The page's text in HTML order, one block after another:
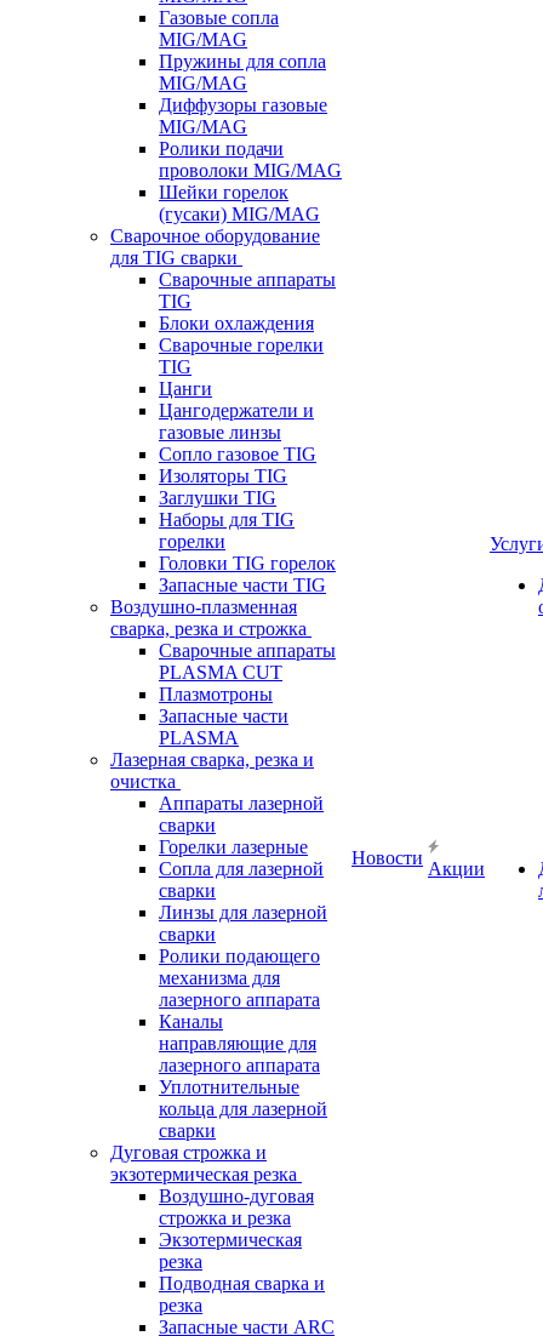
Газовые сопла
MIG/MAG
Пружины для сопла
MIG/MAG
Диффузоры газовые
MIG/MAG
Ролики подачи
проволоки MIG/MAG
Шейки горелок
(гусаки) MIG/MAG
Сварочное оборудование
для TIG сварки
Сварочные аппараты
TIG
Блоки охлаждения
Сварочные горелки
TIG
Цанги
Цангодержатели и
газовые линзы
Сопло газовое TIG
Изоляторы TIG
Заглушки TIG
Наборы для TIG
горелки
Головки TIG горелок
Запасные части TIG
Воздушно-плазменная
сварка, резка и строжка
Сварочные аппараты
PLASMA CUT
Плазмотроны
Запасные части
PLASMA
Лазерная сварка, резка и
очистка
Аппараты лазерной
сварки
Горелки лазерные
Сопла для лазерной
сварки
Линзы для лазерной
сварки
Ролики подающего
механизма для
лазерного аппарата
Каналы
направляющие для
лазерного аппарата
Уплотнительные
кольца для лазерной
сварки
Дуговая строжка и
экзотермическая резка
Воздушно-дуговая
строжка и резка
Экзотермическая
резка
Подводная сварка и
резка
Запасные части ARC
Новости
Акции